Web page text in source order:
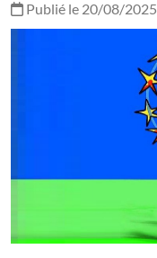
Publié le 20/08/2025